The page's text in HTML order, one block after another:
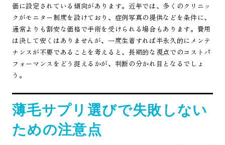
価に設定されている傾向があります。近年では、多くのクリニッ
クがモニター制度を設けており、症例写真の提供などを条件に、
通常よりも割安な価格で手術を受けられる場合もあります。費用
は決して安くはありませんが、一度生着すれば半永久的にメンテ
ナンスが不要であることを考えると、長期的な視点でのコストパ
フォーマンスをどう捉えるかが、判断の分かれ目となるでしょ
う。
薄毛サプリ選びで失敗しない
ための注意点